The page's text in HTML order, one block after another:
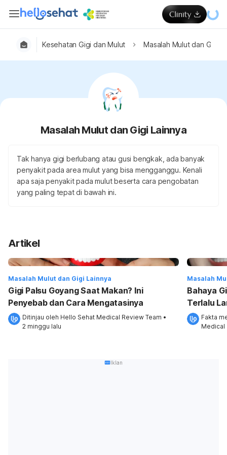
Kesehatan Gigi dan Mulut Masalah Mulut dan Gigi
Masalah Mulut dan Gigi Lainnya
Tak hanya gigi berlubang atau gusi bengkak, ada banyak
penyakit pada area mulut yang bisa mengganggu. Kenali
apa saja penyakit pada mulut beserta cara pengobatan
yang paling tepat di bawah ini.
Artikel
Masalah Mulut dan Gigi Lainnya
Gigi Palsu Goyang Saat Makan? Ini
Penyebab dan Cara Mengatasinya
Ditinjau oleh Hello Sehat Medical Review Team •
2 minggu lalu
Masalah
Bahaya
Terlalu
Fakta
Medical
Iklan